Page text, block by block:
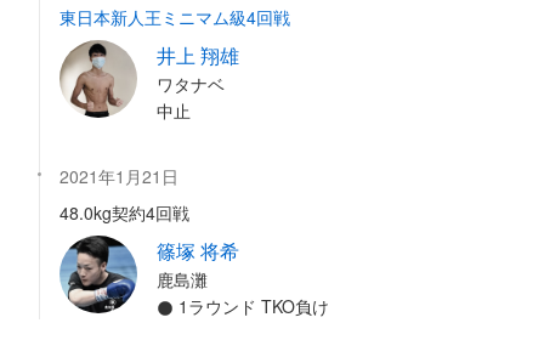
東日本新人王ミニマム級4回戦
井上 翔雄
ワタナベ
中止
2021年1月21日
48.0kg契約4回戦
篠塚 将希
鹿島灘
1ラウンド TKO負け